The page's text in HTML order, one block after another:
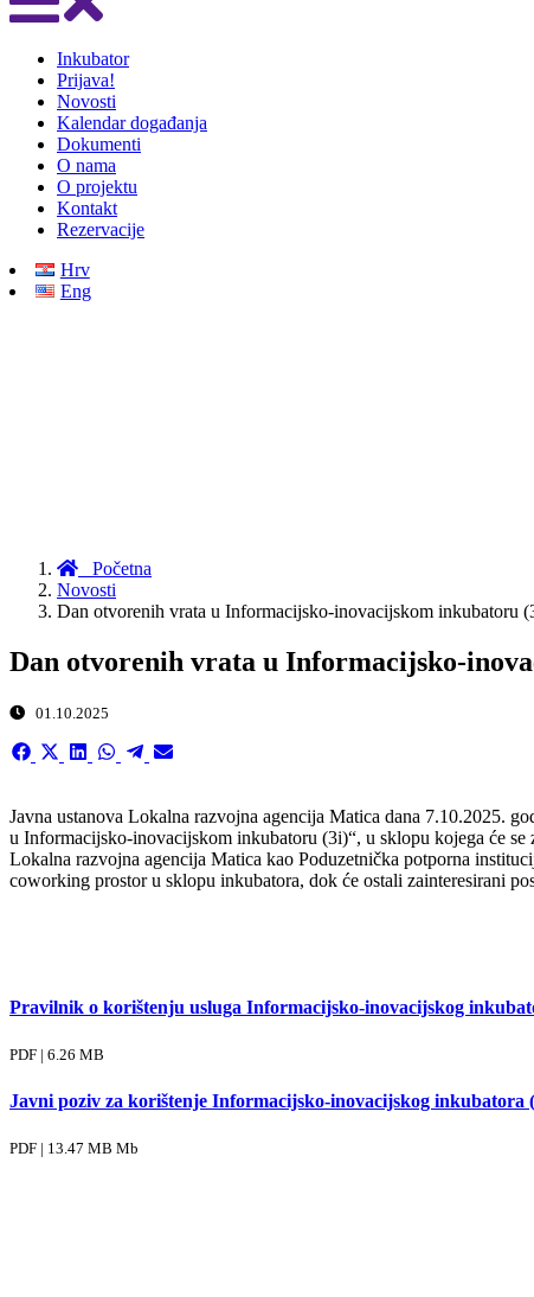
Inkubator
Prijava!
Novosti
Kalendar događanja
Dokumenti
O nama
O projektu
Kontakt
Rezervacije
Hrv
Eng
Početna
Novosti
Dan otvorenih vrata u Informacijsko-inovacijskom inkubatoru
Dan otvorenih vrata u Informacijsko-
01.10.2025
ShareShare
(Twitter)
ShareShareShareShare
Javna ustanova Lokalna razvojna agencija Matica dana 7.10.2025.
u Informacijsko-inovacijskom inkubatoru (3i)“, u sklopu kojega će
Lokalna razvojna agencija Matica kao Poduzetnička potporna
coworking prostor u sklopu inkubatora, dok će ostali zainteresirani
Pravilnik o korištenju usluga Informacijsko-inovacijskog
PDF | 6.26 MB
Javni poziv za korištenje Informacijsko-inovacijskog inkubatora
PDF | 13.47 MB Mb